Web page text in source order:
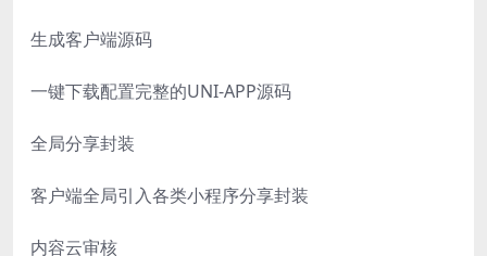
生成客户端源码
一键下载配置完整的UNI-APP源码
全局分享封装
客户端全局引入各类小程序分享封装
内容云审核